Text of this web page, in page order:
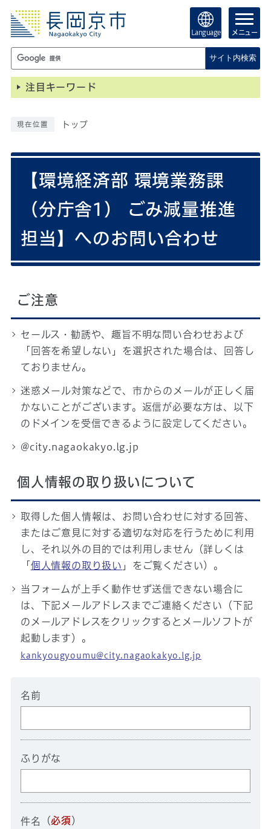
Language メニュー
サイト内検索
注目キーワード
現在位置 トップ
【環境経済部 環境業務課
（分庁舎1） ごみ減量推進
担当】へのお問い合わせ
ご注意
セールス・勧誘や、趣旨不明な問い合わせおよび
「回答を希望しない」を選択された場合は、回答し
ておりません。
迷惑メール対策などで、市からのメールが正しく届
かないことがございます。返信が必要な方は、以下
のドメインを受信できるように設定してください。
@city.nagaokakyo.lg.jp
個人情報の取り扱いについて
取得した個人情報は、お問い合わせに対する回答、
またはご意見に対する適切な対応を行うために利用
し、それ以外の目的では利用しません（詳しくは
「 個人情報の取り扱い 」をご覧ください）。
当フォームが上手く動作せず送信できない場合に
は、下記メールアドレスまでご連絡ください（下記
のメールアドレスをクリックするとメールソフトが
起動します）。
kankyougyoumu@city.nagaokakyo.lg.jp
名前
ふりがな
件名 （必須 ）